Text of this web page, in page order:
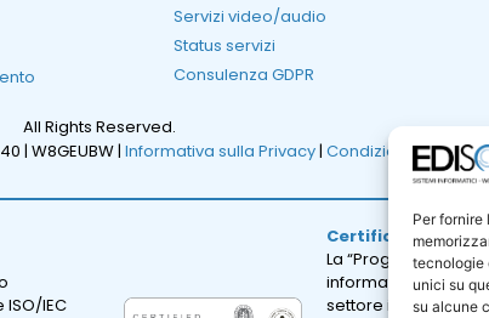
Per
tecnologie
unici su
su alcune
Servizi video/audio
Status servizi
Consulenza GDPR
All Rights Reserved.
| W8GEUBW | Informativa sulla Privacy| Condizioni Generali
IEC
Certificazione ISO
La “Progettazione
informatici;
settore